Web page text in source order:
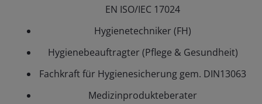
EN ISO/IEC 17024
Hygienetechniker (FH)
Hygienebeauftragter (Pflege & Gesundheit)
Fachkraft für Hygienesicherung gem. DIN13063
Medizinprodukteberater